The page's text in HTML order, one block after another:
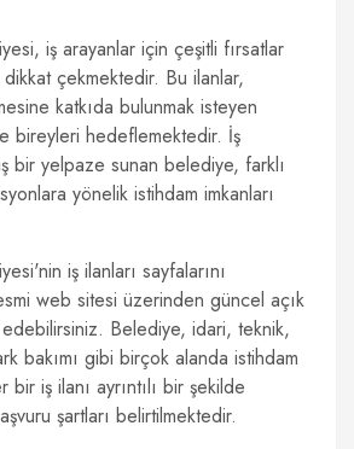
iş arayanlar için çeşitli fırsatlar
dikkat çekmektedir. Bu ilanlar,
katkıda bulunmak isteyen
bireyleri hedeflemektedir. İş
bir yelpaze sunan belediye, farklı
yönelik istihdam imkanları
iş ilanları sayfalarını
web sitesi üzerinden güncel açık
Belediye, idari, teknik,
bakımı gibi birçok alanda istihdam
bir iş ilanı ayrıntılı bir şekilde
şartları belirtilmektedir.